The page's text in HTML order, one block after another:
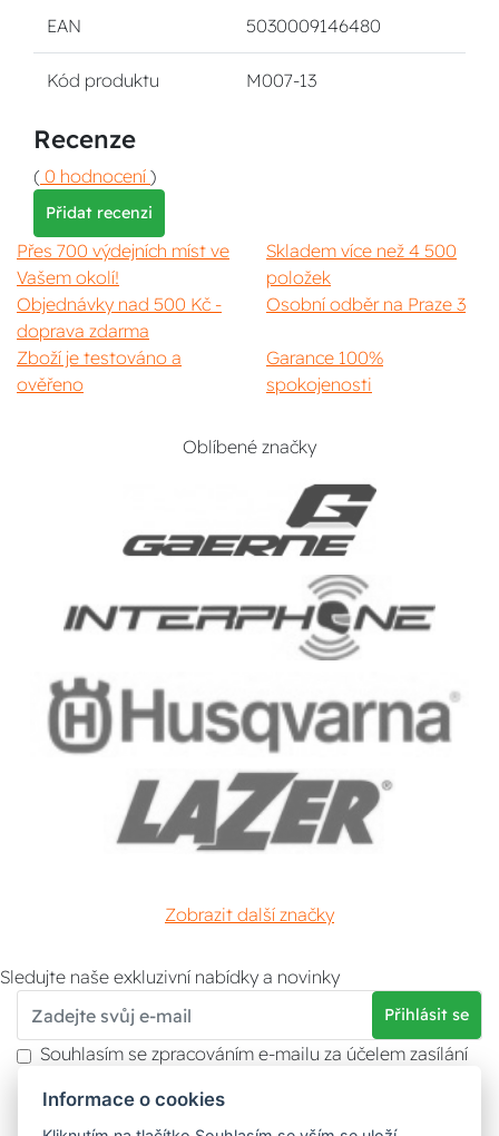
EAN 5030009146480
Kód produktu M007-13
Recenze
( 0 hodnocení )
Přidat recenzi
Přes 700 výdejních míst ve
Vašem okolí!
Skladem více než 4 500
položek
Objednávky nad 500 Kč -
doprava zdarma
Osobní odběr na Praze 3
Zboží je testováno a
ověřeno
Garance 100%
spokojenosti
Oblíbené značky
Zobrazit další značky
Sledujte naše exkluzivní nabídky a novinky
Přihlásit se
Souhlasím se zpracováním e-mailu za účelem zasílání
Více informací naleznete v
Informace o cookies